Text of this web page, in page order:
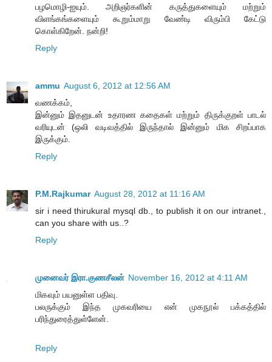
பழமொழி-ஐயும். அறிஞர்களின் கருத்துகளையும் மற்றும்
விளங்கங்களையும் கூறும்மாறு வேண்டி விரும்பி கேட்டு
கொள்கிறேன். நன்றி!
Reply
ammu August 6, 2012 at 12:56 AM
வணக்கம்,
இன்னும் இதனுடன் உதாரண கதைகள் மற்றும் திருக்குறள் பாடல்
வரியுடன் (ஒலி வடிவத்தில் இருந்தால் இன்னும் மிக சிறப்பாக
இருக்கும்.
Reply
P.M.Rajkumar August 28, 2012 at 11:16 AM
sir i need thirukural mysql db., to publish it on our intranet.,
can you share with us..?
Reply
முனைவர் இரா.குணசீலன் November 16, 2012 at 4:11 AM
மிகவும் பயனுள்ள பதிவு.
பலருக்கும் இந்த முகவரியை என் முகநூல் பக்கத்தில்
பரிந்துரைத்துள்ளேன்.
Reply